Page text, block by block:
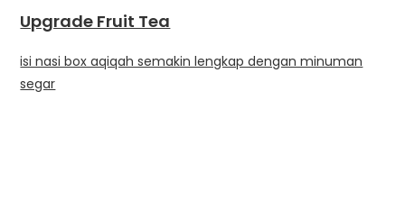
Upgrade Fruit Tea
isi nasi box aqiqah semakin lengkap dengan minuman
segar